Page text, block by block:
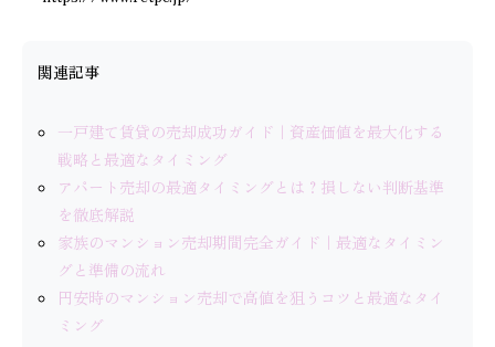
関連記事
一戸建て賃貸の売却成功ガイド｜資産価値を最大化する
戦略と最適なタイミング
アパート売却の最適タイミングとは？損しない判断基準
を徹底解説
家族のマンション売却期間完全ガイド｜最適なタイミン
グと準備の流れ
円安時のマンション売却で高値を狙うコツと最適なタイ
ミング